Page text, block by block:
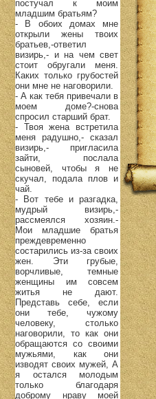
постучал к моим
младшим братьям?
- В обоих домах мне
открыли жены твоих
братьев,-ответил
визирь,- и на чем свет
стоит обругали меня.
Каких только грубостей
они мне не наговорили.
- А как тебя привечали в
моем доме?-снова
спросил старший брат.
- Твоя жена встретила
меня радушно,- сказал
визирь,- пригласила
зайти, послала
сыновей, чтобы я не
скучал, подала плов и
чай.
- Вот тебе и разгадка,
мудрый визирь,-
рассмеялся хозяин.-
Мои младшие братья
преждевременно
состарились из-за своих
жен. Эти грубые,
ворчливые, темные
женщины им совсем
житья не дают.
Представь себе, если
они тебе, чужому
человеку, столько
наговорили, то как они
обращаются со своими
мужьями, как они
изводят своих мужей, А
я остался молодым
только благодаря
доброму нраву моей